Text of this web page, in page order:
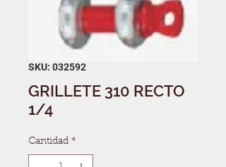
SKU: 032592
GRILLETE 310 RECTO
1/4
Cantidad *